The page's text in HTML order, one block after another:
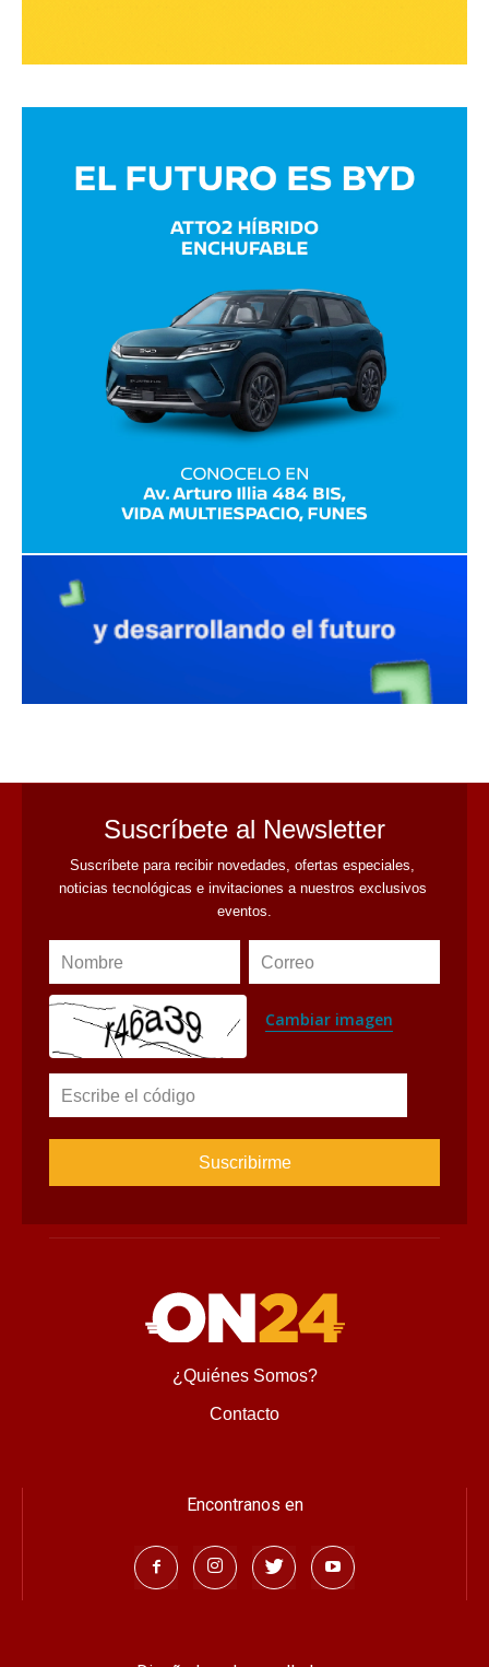
Suscríbete al Newsletter
Suscríbete para recibir novedades, ofertas especiales,
noticias tecnológicas e invitaciones a nuestros exclusivos
eventos.
Nombre Correo
Cambiar imagen
Escribe el código
¿Quiénes Somos?
Contacto
Encontranos en